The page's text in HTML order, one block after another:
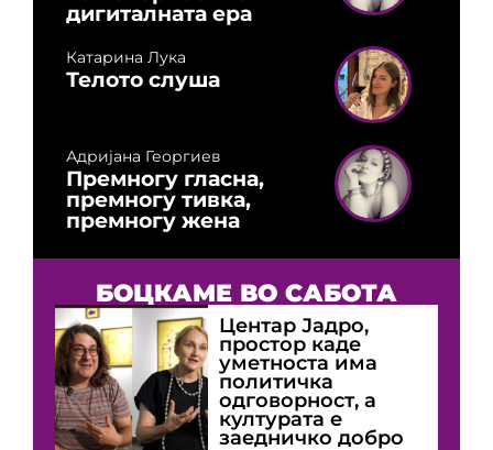
дигиталната ера
Катарина Лука
Телото слуша
Адријана Георгиев
Премногу гласна,
премногу тивка,
премногу жена
БОЦКАМЕ ВО САБОТА
Центар Јадро,
простор каде
уметноста има
политичка
одговорност, а
културата е
заедничко добро